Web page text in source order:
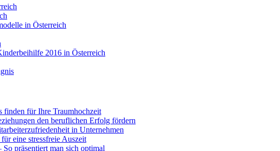
in Österreich
2016 in Österreich
finden für Ihre Traumhochzeit
den beruflichen Erfolg fördern
in Unternehmen
eine stressfreie Auszeit
präsentiert man sich optimal